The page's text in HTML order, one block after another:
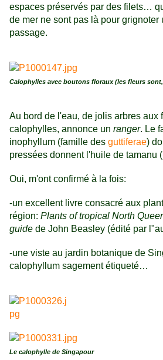
espaces préservés par des filets…
de mer ne sont pas là pour grignoter
passage.
Calophylles avec boutons floraux (les fleurs
Au bord de l'eau, de jolis arbres aux
calophylles, annonce un ranger. Le
inophyllum (famille des guttiferae)
pressées donnent l'huile de tamanu
Oui, m'ont confirmé à la fois:
-un excellent livre consacré aux
région: Plants of tropical North
guide de John Beasley (édité par
-une viste au jardin botanique de
calophyllum sagement étiqueté…
Le calophylle de Singapour